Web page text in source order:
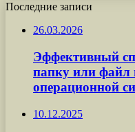
Последние записи
26.03.2026
Эффективный
папку или файл
операционной
10.12.2025